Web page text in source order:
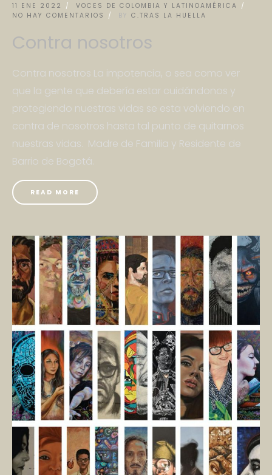
11 ENE 2022
VOCES DE COLOMBIA Y LATINOAMÉRICA
NO HAY COMENTARIOS
BY C.TRAS LA HUELLA
Contra nosotros
Contra nosotros La impotencia, o sea como ver
que la gente que debería estar cuidándonos y
protegiendo nuestras vidas se esta volviendo en
contra de nosotros hasta tal punto de quitarnos
nuestras vidas. Madre de Familia y Residente de
Barrio de Bogotá.
READ MORE